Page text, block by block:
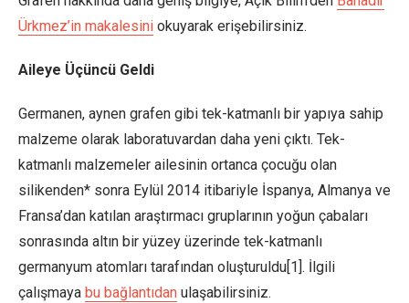
Ürkmez’in makalesini okuyarak erişebilirsiniz.
Aileye Üçüncü Geldi
Germanen, aynen grafen gibi tek-katmanlı bir yapıya sahip
malzeme olarak laboratuvardan daha yeni çıktı. Tek-
katmanlı malzemeler ailesinin ortanca çocuğu olan
silikenden* sonra Eylül 2014 itibariyle İspanya, Almanya ve
Fransa’dan katılan araştırmacı gruplarının yoğun çabaları
sonrasında altın bir yüzey üzerinde tek-katmanlı
germanyum atomları tarafından oluşturuldu[1]. İlgili
çalışmaya bu bağlantıdan ulaşabilirsiniz.